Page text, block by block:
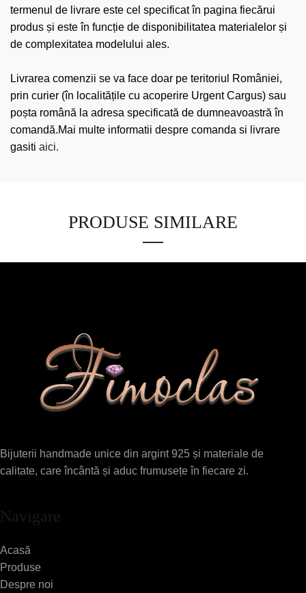
termenul de livrare este cel specificat în pagina fiecărui
produs și este în funcție de disponibilitatea materialelor și
de complexitatea modelului ales.
Livrarea comenzii se va face doar pe teritoriul României,
prin curier (în localitățile cu acoperire Urgent Cargus) sau
poșta română la adresa specificată de dumneavoastră în
comandă.Mai multe informatii despre comanda si livrare
gasiti aici.
PRODUSE SIMILARE
Bijuterii handmade unice din argint 925 și materiale de
calitate, care încântă și aduc frumusețe în fiecare zi.
Navigare
Acasă
Produse
Despre noi